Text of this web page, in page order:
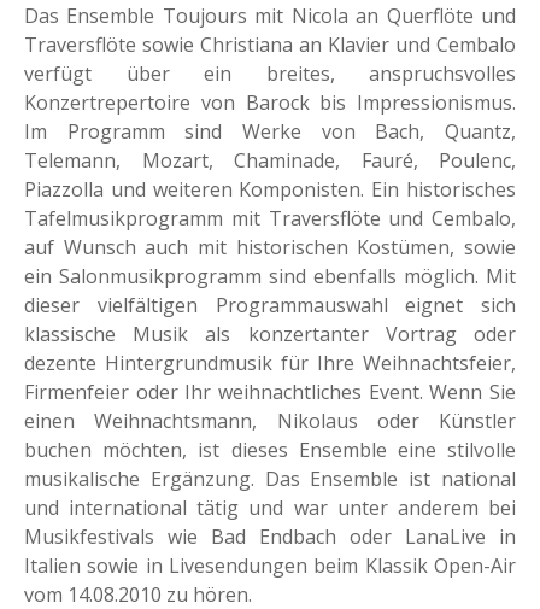
Das Ensemble Toujours mit Nicola an Querflöte und
Traversflöte sowie Christiana an Klavier und Cembalo
verfügt über ein breites, anspruchsvolles
Konzertrepertoire von Barock bis Impressionismus.
Im Programm sind Werke von Bach, Quantz,
Telemann, Mozart, Chaminade, Fauré, Poulenc,
Piazzolla und weiteren Komponisten. Ein historisches
Tafelmusikprogramm mit Traversflöte und Cembalo,
auf Wunsch auch mit historischen Kostümen, sowie
ein Salonmusikprogramm sind ebenfalls möglich. Mit
dieser vielfältigen Programmauswahl eignet sich
klassische Musik als konzertanter Vortrag oder
dezente Hintergrundmusik für Ihre Weihnachtsfeier,
Firmenfeier oder Ihr weihnachtliches Event. Wenn Sie
einen Weihnachtsmann, Nikolaus oder Künstler
buchen möchten, ist dieses Ensemble eine stilvolle
musikalische Ergänzung. Das Ensemble ist national
und international tätig und war unter anderem bei
Musikfestivals wie Bad Endbach oder LanaLive in
Italien sowie in Livesendungen beim Klassik Open-Air
vom 14.08.2010 zu hören.